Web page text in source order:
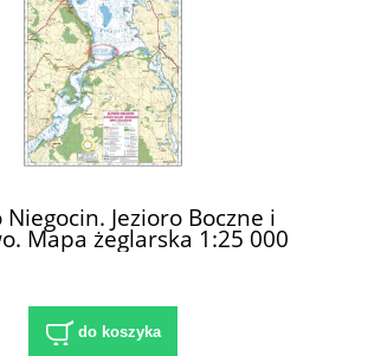
Niegocin. Jezioro Boczne i
Mapa żeglarska 1:25 000
do koszyka